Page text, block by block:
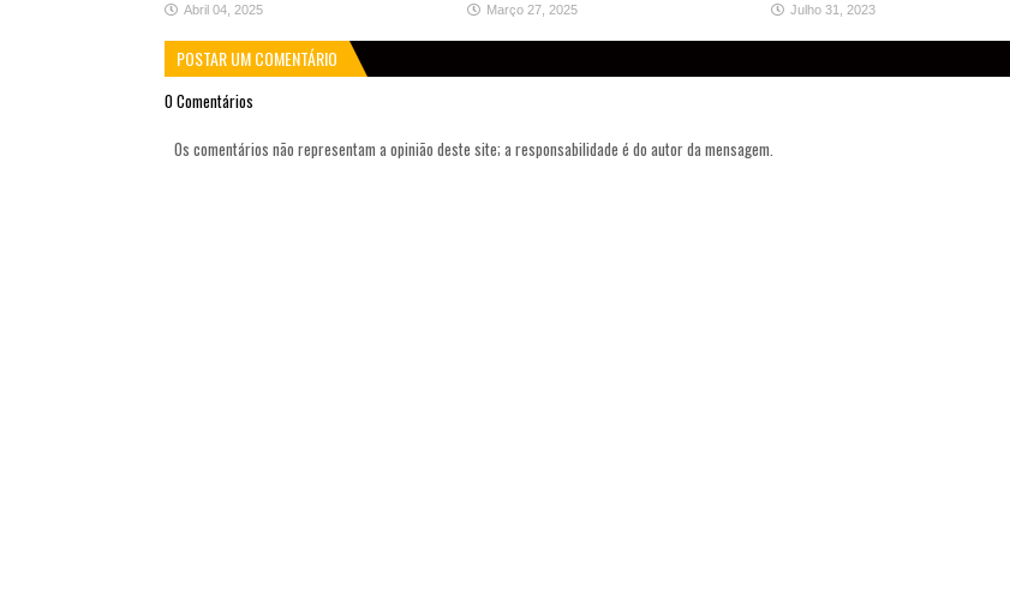
Abril 04, 2025 Março 27, 2025 Julho 31, 2023
POSTAR UM COMENTÁRIO
0 Comentários
Os comentários não representam a opinião deste site; a responsabilidade é do autor da mensagem.